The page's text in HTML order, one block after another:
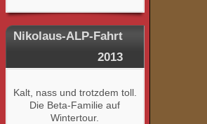
Nikolaus-ALP-Fahrt
2013
Kalt, nass und trotzdem toll.
Die Beta-Familie auf
Wintertour.